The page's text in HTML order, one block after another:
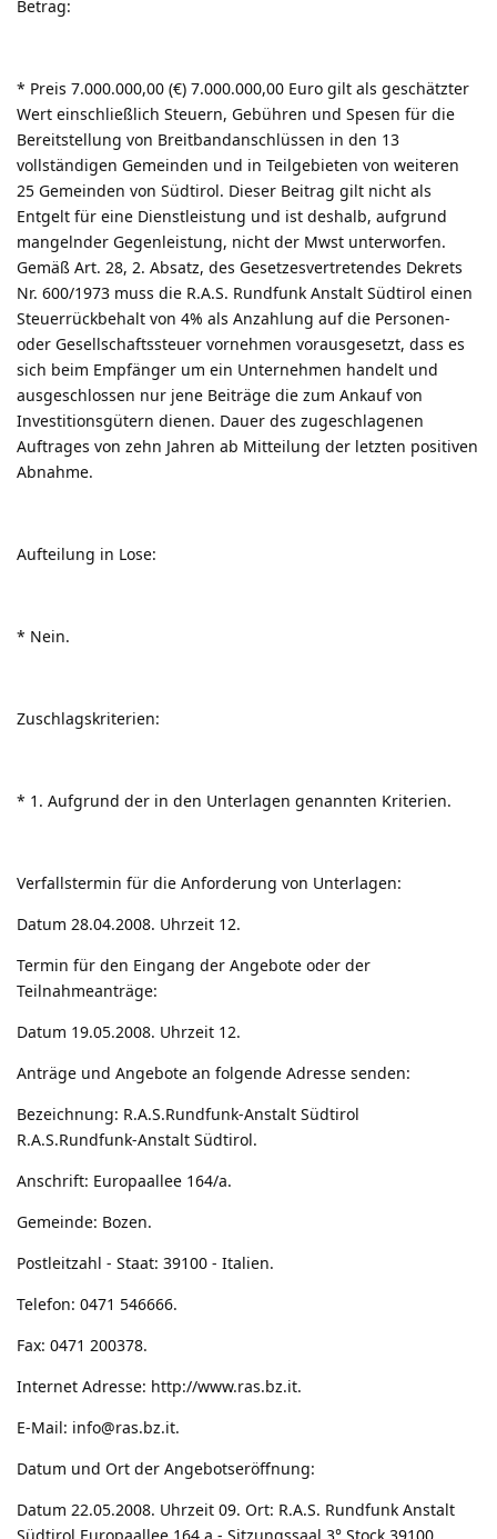
Betrag:
* Preis 7.000.000,00 (€) 7.000.000,00 Euro gilt als geschätzter
Wert einschließlich Steuern, Gebühren und Spesen für die
Bereitstellung von Breitbandanschlüssen in den 13
vollständigen Gemeinden und in Teilgebieten von weiteren
25 Gemeinden von Südtirol. Dieser Beitrag gilt nicht als
Entgelt für eine Dienstleistung und ist deshalb, aufgrund
mangelnder Gegenleistung, nicht der Mwst unterworfen.
Gemäß Art. 28, 2. Absatz, des Gesetzesvertretendes Dekrets
Nr. 600/1973 muss die R.A.S. Rundfunk Anstalt Südtirol einen
Steuerrückbehalt von 4% als Anzahlung auf die Personen-
oder Gesellschaftssteuer vornehmen vorausgesetzt, dass es
sich beim Empfänger um ein Unternehmen handelt und
ausgeschlossen nur jene Beiträge die zum Ankauf von
Investitionsgütern dienen. Dauer des zugeschlagenen
Auftrages von zehn Jahren ab Mitteilung der letzten positiven
Abnahme.
Aufteilung in Lose:
* Nein.
Zuschlagskriterien:
* 1. Aufgrund der in den Unterlagen genannten Kriterien.
Verfallstermin für die Anforderung von Unterlagen:
Datum 28.04.2008. Uhrzeit 12.
Termin für den Eingang der Angebote oder der
Teilnahmeanträge:
Datum 19.05.2008. Uhrzeit 12.
Anträge und Angebote an folgende Adresse senden:
Bezeichnung: R.A.S.Rundfunk-Anstalt Südtirol
R.A.S.Rundfunk-Anstalt Südtirol.
Anschrift: Europaallee 164/a.
Gemeinde: Bozen.
Postleitzahl - Staat: 39100 - Italien.
Telefon: 0471 546666.
Fax: 0471 200378.
Internet Adresse: http://www.ras.bz.it.
E-Mail: info@ras.bz.it.
Datum und Ort der Angebotseröffnung:
Datum 22.05.2008. Uhrzeit 09. Ort: R.A.S. Rundfunk Anstalt